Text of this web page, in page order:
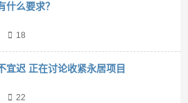
什么要求？
18
宜迟 正在讨论收紧永居项目
22